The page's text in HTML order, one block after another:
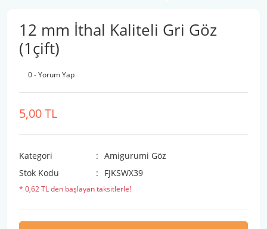
12 mm İthal Kaliteli Gri Göz
(1çift)
0 - Yorum Yap
5,00 TL
Kategori
Amigurumi Göz
Stok Kodu
FJKSWX39
* 0,62 TL den başlayan taksitlerle!